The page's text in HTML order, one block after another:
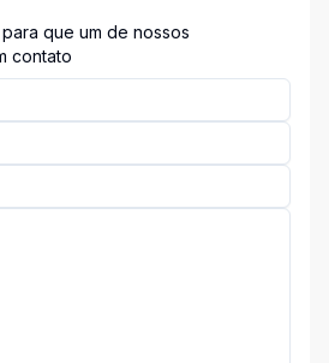
que um de nossos
contato